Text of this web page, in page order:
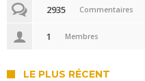
2935 Commentaires
1 Membres
LE PLUS RÉCENT